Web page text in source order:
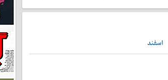
اسفند